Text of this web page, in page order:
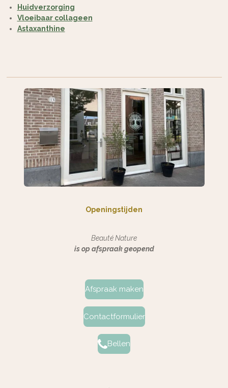
Huidverzorging
Vloeibaar collageen
Astaxanthine
Openingstijden
Beauté Nature
is op afspraak geopend
Afspraak maken
Contactformulier
Bellen